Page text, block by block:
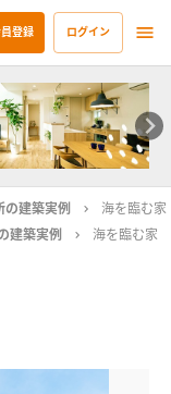
登録 ログイン
の建築実例
海を臨む家
建築実例 海を臨む家